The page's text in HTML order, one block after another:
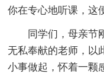
你在专心地听课，这
同学们，母亲节刚
无私奉献的老师，以
小事做起，怀着一颗